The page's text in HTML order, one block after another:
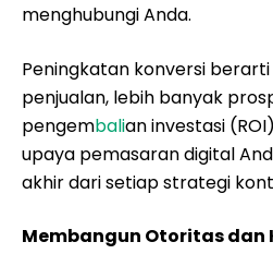
menghubungi Anda.
Peningkatan konversi
penjualan, lebih banyak
pengembalian investasi
upaya pemasaran digital
akhir dari setiap strategi
Membangun Otoritas dan